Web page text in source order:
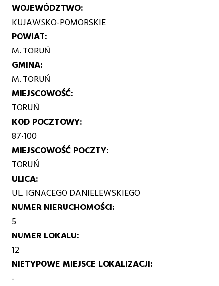
WOJEWÓDZTWO
KUJAWSKO-POMORSKIE
POWIAT
M. TORUŃ
GMINA
M. TORUŃ
MIEJSCOWOŚĆ
TORUŃ
KOD POCZTOWY
87-100
MIEJSCOWOŚĆ POCZTY
TORUŃ
ULICA
UL. IGNACEGO DANIELEWSKIEGO
NUMER NIERUCHOMOŚCI
5
NUMER LOKALU
12
NIETYPOWE MIEJSCE LOKALIZACJI
-